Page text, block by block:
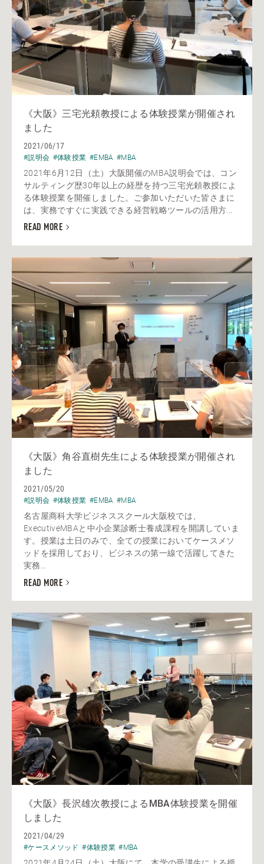
《大阪》三宅光頼教授による体験授業が開催され
ました
2021/06/17
#説明会 #体験授業 #EMBA #MBA
2021年6月12日（土）大阪開催のMBA説明会では、コン
サルティング歴30年以上の経歴を持つ三宅光頼教授によ
る体験授業を開催しました。ご参加いただいた皆さまに
は、実務ですぐに実践できる経営戦略ツールの活用方...
READ MORE
《大阪》角谷直樹先生による体験授業が開催され
ました
2021/05/20
#説明会 #体験授業 #EMBA #MBA
名古屋商科大学ビジネススクール大阪校では、
ExecutiveMBAと中小企業診断士養成課程を開講していま
す。授業は土日のみで、全ての授業においてケースメソ
ッドを採用しており、ビジネスの第一線で活躍してきた
実務...
READ MORE
《大阪》長沢雄次教授によるMBA体験授業を開催
しました
2021/04/29
#ケースメソッド #体験授業 #MBA